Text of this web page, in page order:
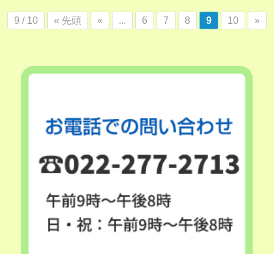
9 / 10 « 先頭 « ... 6 7 8 9 10 »